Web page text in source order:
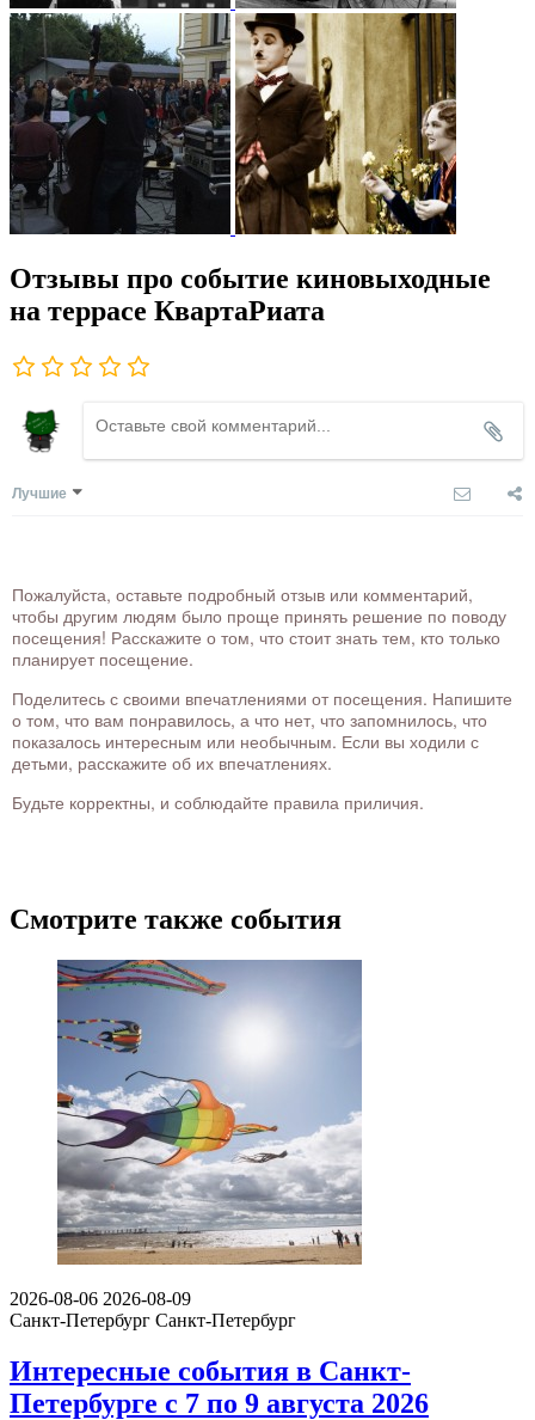
Отзывы про событие киновыходные
на террасе КвартаРиата
Лучшие
Пожалуйста, оставьте подробный отзыв или комментарий,
чтобы другим людям было проще принять решение по поводу
посещения! Расскажите о том, что стоит знать тем, кто только
планирует посещение.
Поделитесь с своими впечатлениями от посещения. Напишите
о том, что вам понравилось, а что нет, что запомнилось, что
показалось интересным или необычным. Если вы ходили с
детьми, расскажите об их впечатлениях.
Будьте корректны, и соблюдайте правила приличия.
Смотрите также события
2026-08-06 2026-08-09
Санкт-Петербург Санкт-Петербург
Интересные события в Санкт-
Петербурге с 7 по 9 августа 2026